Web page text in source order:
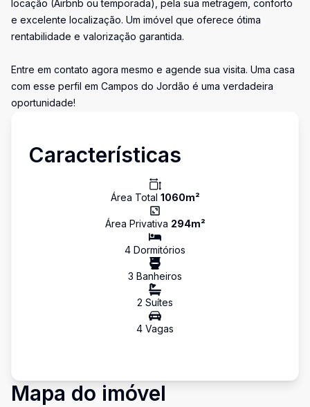
locação (Airbnb ou temporada), pela sua metragem, conforto
e excelente localização. Um imóvel que oferece ótima
rentabilidade e valorização garantida.
Entre em contato agora mesmo e agende sua visita. Uma casa
com esse perfil em Campos do Jordão é uma verdadeira
oportunidade!
Características
Área Total 1060m²
Área Privativa 294m²
4 Dormitórios
3 Banheiros
2 Suítes
4 Vagas
Mapa do imóvel